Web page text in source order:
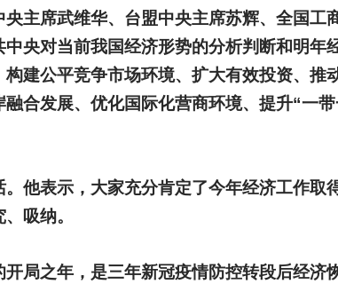
主席武维华、台盟中央主席苏辉、全国工
央对当前我国经济形势的分析判断和明年
建公平竞争市场环境、扩大有效投资、推
合发展、优化国际化营商环境、提升“一
他表示，大家充分肯定了今年经济工作取
吸纳。
局之年，是三年新冠疫情防控转段后经济